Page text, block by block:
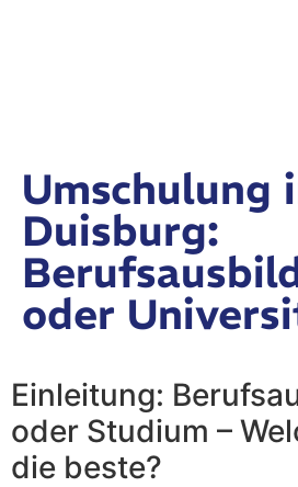
Umschulung
Duisburg:
oder
Einleitung:
oder Studium –
die beste?